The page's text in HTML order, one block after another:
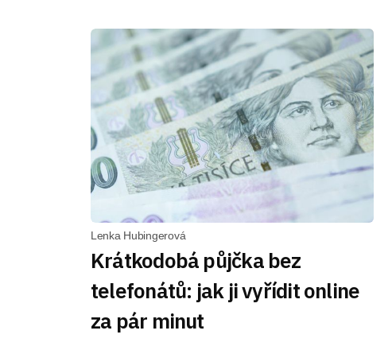
Lenka Hubingerová
Krátkodobá půjčka bez
telefonátů: jak ji vyřídit online
za pár minut